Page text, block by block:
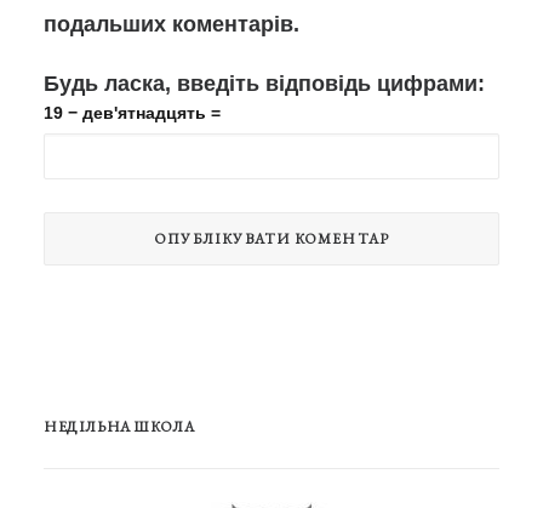
подальших коментарів.
Будь ласка, введіть відповідь цифрами:
19 − дев'ятнадцять =
НЕДІЛЬНА ШКОЛА